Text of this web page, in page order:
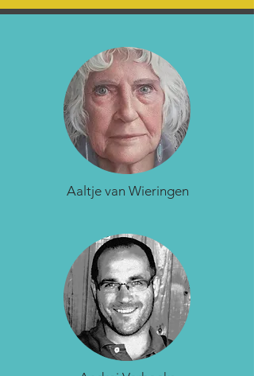
Aaltje van Wieringen